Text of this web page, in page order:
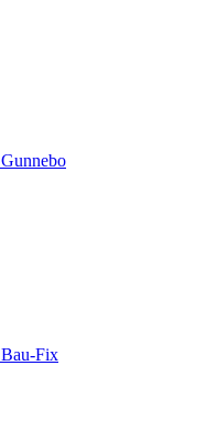
Gunnebo
Bau-Fix